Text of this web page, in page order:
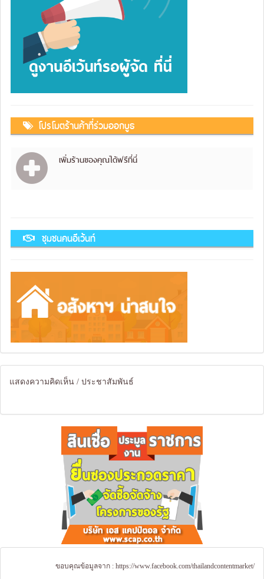
โปรโมตร้านค้าที่ร่วมออกบูธ
เพิ่มร้านของคุณได้ฟรีที่นี่
ชุมชนคนอีเว้นท์
แสดงความคิดเห็น / ประชาสัมพันธ์
ขอบคุณข้อมูลจาก : https://www.facebook.com/thailandcontentmarket/